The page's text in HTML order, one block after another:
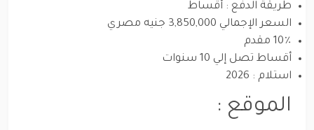
طريقة الدفع : أقساط
السعر الإجمالي 3,850,000 جنيه مصري
10٪ مقدم
أقساط تصل إلي 10 سنوات
استلام : 2026
الموقع :